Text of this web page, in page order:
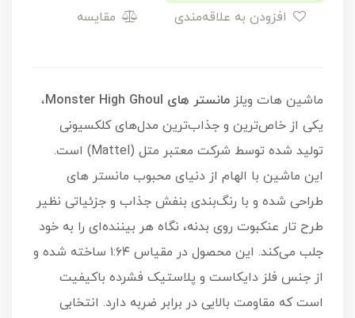
مقایسه
ماشین هات ویلز مانستر های Monster High Ghoul
،
یکی از خاص‌ترین و جذاب‌ترین مدل‌های کلکسیونی
تولید شده توسط شرکت معتبر متل (Mattel) است.
این ماشین با الهام از دنیای محبوب مانستر های
طراحی شده و با رنگ‌بندی بنفش جذاب و جزئیاتی نظیر
طرح تار عنکبوت روی بدنه، نگاه هر بیننده‌ای را به خود
جلب می‌کند. این محصول در مقیاس ۱:۶۴ ساخته شده و
از جنس فلز دایکاست و پلاستیک فشرده باکیفیت
است که مقاومت بالایی در برابر ضربه دارد. انتخابی